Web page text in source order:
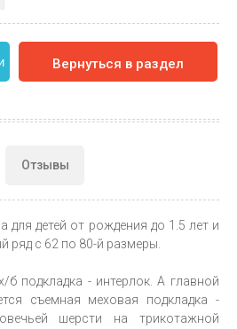
Вернуться в раздел
Отзывы
для детей от рождения до 1.5 лет и
ряд с 62 по 80-й размеры.
б подкладка - интерлок. А главной
съемная меховая подкладка -
шерсти на трикотажной